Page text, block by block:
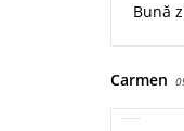
Bună
Carmen